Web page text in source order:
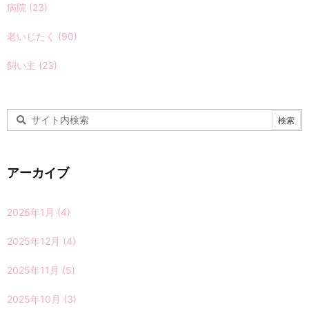
病院 (23)
老いじたく (90)
飼い主 (23)
アーカイブ
2026年1月 (4)
2025年12月 (4)
2025年11月 (5)
2025年10月 (3)